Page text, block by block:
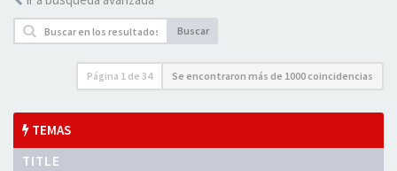
Buscar
Página 1 de 34 Se encontraron más de 1000 coincidencias
TEMAS
TITLE